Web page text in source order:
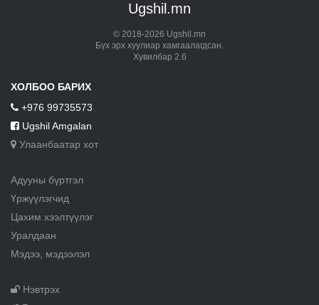
Ugshil.mn
© 2018-2026 Ugshil.mn
Бүх эрх хуулиар хамгаалагдсан.
Хувилбар 2.6
ХОЛБОО БАРИХ
+976 99735573
Ugshil Amgalan
Улаанбаатар хот
Адууны бүртгэл
Үржүүлэгчид
Цахим хээлтүүлэг
Уралдаан
Мэдээ, мэдээлэл
Нэвтрэх